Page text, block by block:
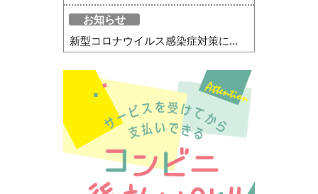
お知らせ
新型コロナウイルス感染症対策に...